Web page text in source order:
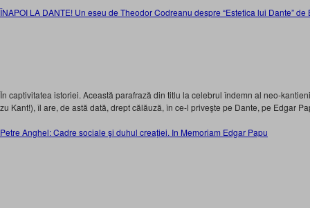
ÎNAPOI LA DANTE! Un eseu de Theodor Codreanu despre “Estetica lui Dante”
În captivitatea istoriei. Această parafrază din titlu la celebrul îndemn al neo-
zu Kant!), îl are, de astă dată, drept călăuză, în ce-l priveşte pe Dante, pe Edgar
Petre Anghel: Cadre sociale şi duhul creaţiei. In Memoriam Edgar Papu